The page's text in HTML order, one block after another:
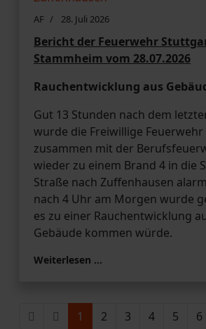
AF 28. Juli 2026
Bericht der Feuerwehr
Stammheim vom 28.07.2026
Rauchentwicklung aus
Gut 13 Stunden nach dem
wurde die Freiwillige
zusammen mit der
wieder zu einem Brand 4 in die
Straße nach Zuffenhausen
nach 4 Uhr am Morgen wurde
es zu einer Rauchentwicklung
Gebäude kommen würde.
Weiterlesen …
1 2 3 4 5 6